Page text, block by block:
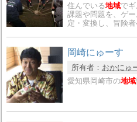
住んでいる地域で
課題や問題を、ゲ
定・変換し、冒険
岡崎にゅーす
所有者： おかにゅ
愛知県岡崎市の地域